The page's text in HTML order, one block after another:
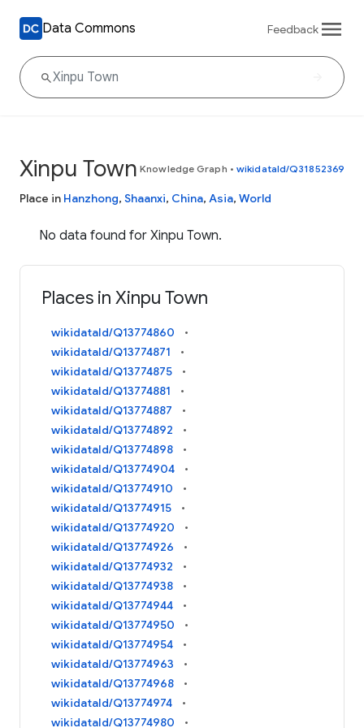
Data Commons Feedback
Xinpu Town Knowledge Graph • wikidataId/Q31852369
Place in Hanzhong, Shaanxi, China, Asia, World
No data found for Xinpu Town.
Places in Xinpu Town
wikidataId/Q13774860
wikidataId/Q13774871
wikidataId/Q13774875
wikidataId/Q13774881
wikidataId/Q13774887
wikidataId/Q13774892
wikidataId/Q13774898
wikidataId/Q13774904
wikidataId/Q13774910
wikidataId/Q13774915
wikidataId/Q13774920
wikidataId/Q13774926
wikidataId/Q13774932
wikidataId/Q13774938
wikidataId/Q13774944
wikidataId/Q13774950
wikidataId/Q13774954
wikidataId/Q13774963
wikidataId/Q13774968
wikidataId/Q13774974
wikidataId/Q13774980